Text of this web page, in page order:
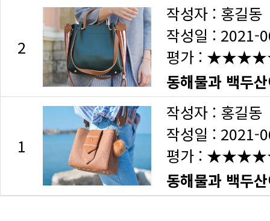
2
작성자 : 홍길동
작성일 : 2021-
평가 :
동해물과 백두
1
작성자 : 홍길동
작성일 : 2021-
평가 :
동해물과 백두